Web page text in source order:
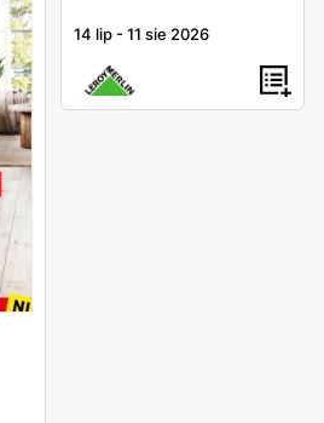
z Leroy Merlin
nie dotyczy jedynie projektu na
w niezbędne elementy, ale
funkcję dekoracyjną. W Leroy
adekwatnie do klimatu wnętrza
Dywan Leroy Merlin może
bądź syntetycznych włókien.
do wnętrz, ale także
dywanu zewnętrznego w
przestrzeń tarasu lub ogrodu.
trwałych włókien
na działanie różnych warunków
14 lip -11 sie 2026